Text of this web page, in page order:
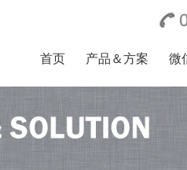
首页 产品＆方案 微